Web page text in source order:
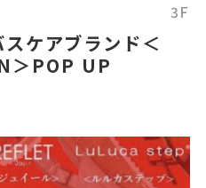
3F
ケアブランド＜
＞POP UP